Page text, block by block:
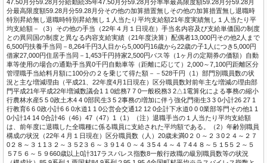
47.50月分59.28月分給勤続35年47.50月分59.28月分率率最高限度額59.28月分59.28月
分最高限度額59.28月分59.28月分その他の加算措置無しその他の加算措置無し退職時
特別昇給無し退職時特別昇給無し１人当たり平均支給額21年度実績無し１人当たり平
均支給額－（3）その他の手当（22年４月１日現在）手当名内容及び支給単価国の制度
との異同国の制度と異なる内容支給実績（21年度決算）配偶者13,000円その他2人まで
6,500円扶養手当同－8,264千円3人目から5,000円16歳から22歳の子1人につき5,000円
借家27,000円住居手当同－1,453千円持家2,500円バス等（1ヶ月の定期券の価額）自動
車等使用の場合の通勤手当異0千円自動車等（距離に応じて）2,000～7,100円距離区分
管理職手当給料月額に100分の２を乗じて得た額－－528千円（1）部門別職員数の状
況と主な増減理由（平成21、22年度4月1日現在）区分職員数対前年主な増減の理由部
門平成21年平成22年増減数議会1 1 0総務7 7 0一般税務3 2△1電算化による事務の縮小
行農林水産5 5 0政土木4 4 0部民生3 5 2事務の増加に伴う強化門衛生3 3 0小計26 27 1
行教育6 6 0政小計6 6 0水道1 1 0公営会交通12 12 0企計下水道0 0 0業部等門その他1 1
0小計14 14 0合計46（46）47（47）1（1）（注）退職手当の１人当たり平均支給額
は、前年度に退職した全職種に係る職員に支給された平均額である。（2）年齢別職員
構成の状況（22年４月１日現在）区分職員数（人）20歳未満0２０～２３0２４～２７
0２８～３１1３２～３５2３６～３９1４０～４３5４４～４７4４８～５１5５２～５
５7５６～５９660歳以上0計317ラスパレス指数8一般行政職の級別職員数等の状況